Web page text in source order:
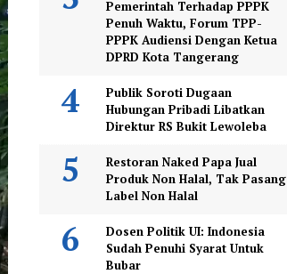
Pemerintah Terhadap PPPK
Penuh Waktu, Forum TPP-
PPPK Audiensi Dengan Ketua
DPRD Kota Tangerang
Publik Soroti Dugaan
Hubungan Pribadi Libatkan
Direktur RS Bukit Lewoleba
Restoran Naked Papa Jual
Produk Non Halal, Tak Pasang
Label Non Halal
Dosen Politik UI: Indonesia
Sudah Penuhi Syarat Untuk
Bubar